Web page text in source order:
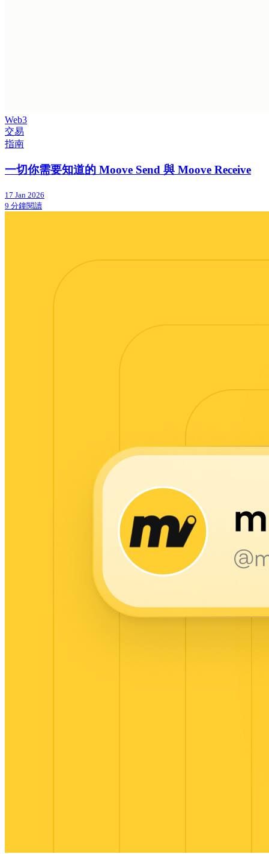
Web3
交易
指南
一切你需要知道的 Moove Send 與 Moove Receive
17 Jan 2026
9 分鐘閱讀